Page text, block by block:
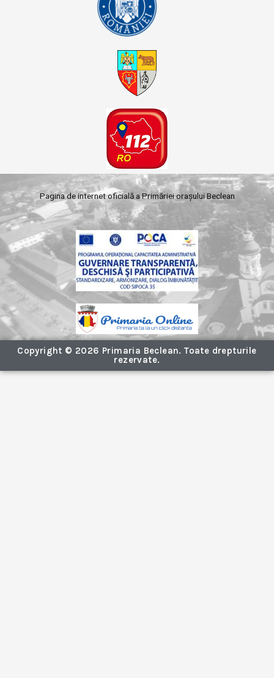
Pagina de internet oficială a Primăriei orașului Beclean
Copyright © 2026 Primaria Beclean. Toate drepturile
rezervate.